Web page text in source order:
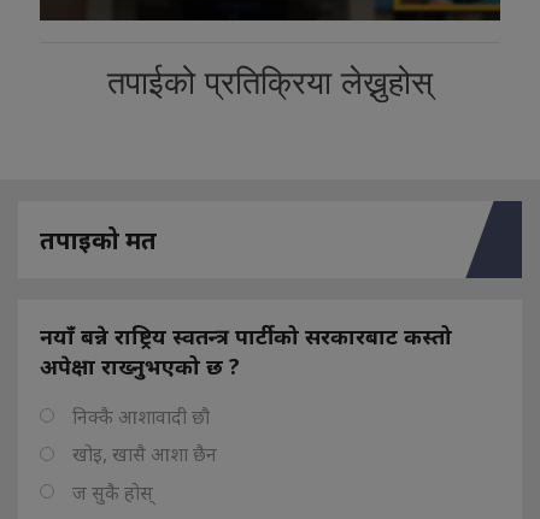
तपाईको प्रतिक्रिया लेख्नुहोस्
तपाइको मत
नयाँ बन्ने राष्ट्रिय स्वतन्त्र पार्टीको सरकारबाट कस्तो
अपेक्षा राख्नुभएको छ ?
निक्कै आशावादी छौ
खोइ, खासै आशा छैन
ज सुकै होस्